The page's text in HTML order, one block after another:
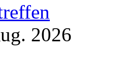
2026